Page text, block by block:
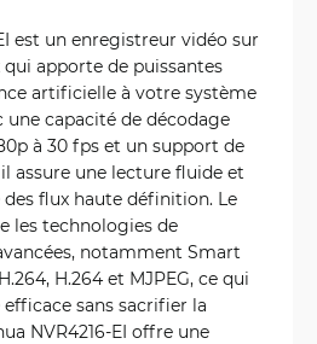
est un enregistreur vidéo sur
qui apporte de puissantes
artificielle à votre système
une capacité de décodage
à 30 fps et un support de
assure une lecture fluide et
flux haute définition. Le
les technologies de
notamment Smart
H.264 et MJPEG, ce qui
sans sacrifier la
NVR4216-EI offre une